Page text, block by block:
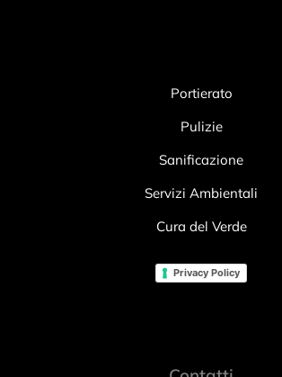
Portierato
Pulizie
Sanificazione
Servizi Ambientali
Cura del Verde
Privacy Policy